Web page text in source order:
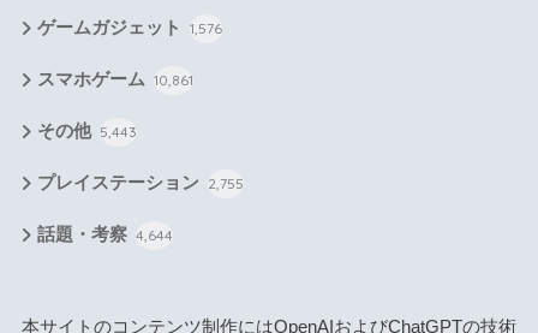
ゲームガジェット 1,576
スマホゲーム 10,861
その他 5,443
プレイステーション 2,755
話題・考察 4,644
本サイトのコンテンツ制作にはOpenAIおよびChatGPTの技術